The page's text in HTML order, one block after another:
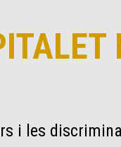
i les